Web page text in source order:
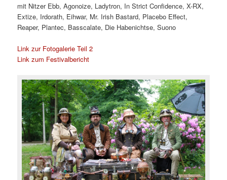
mit Nitzer Ebb, Agonoize, Ladytron, In Strict Confidence, X-RX,
Extize, Irdorath, Eihwar, Mr. Irish Bastard, Placebo Effect,
Reaper, Plantec, Basscalate, Die Habenichtse, Suono
Link zur Fotogalerie Teil 2
Link zum Festivalbericht